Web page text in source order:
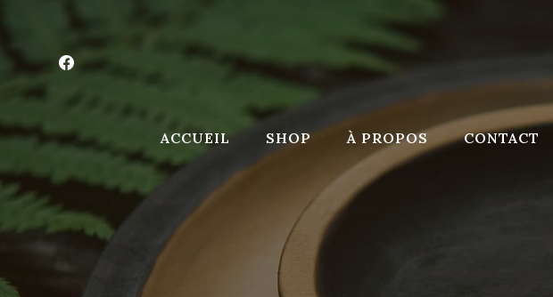
contenu
ACCUEIL SHOP À PROPOS CONTACT